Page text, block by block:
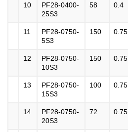
10
PF28-0400-
25S3
58 0.4
11
PF28-0750-
5S3
150 0.75
12
PF28-0750-
10S3
150 0.75
13
PF28-0750-
15S3
100 0.75
14
PF28-0750-
20S3
72 0.75